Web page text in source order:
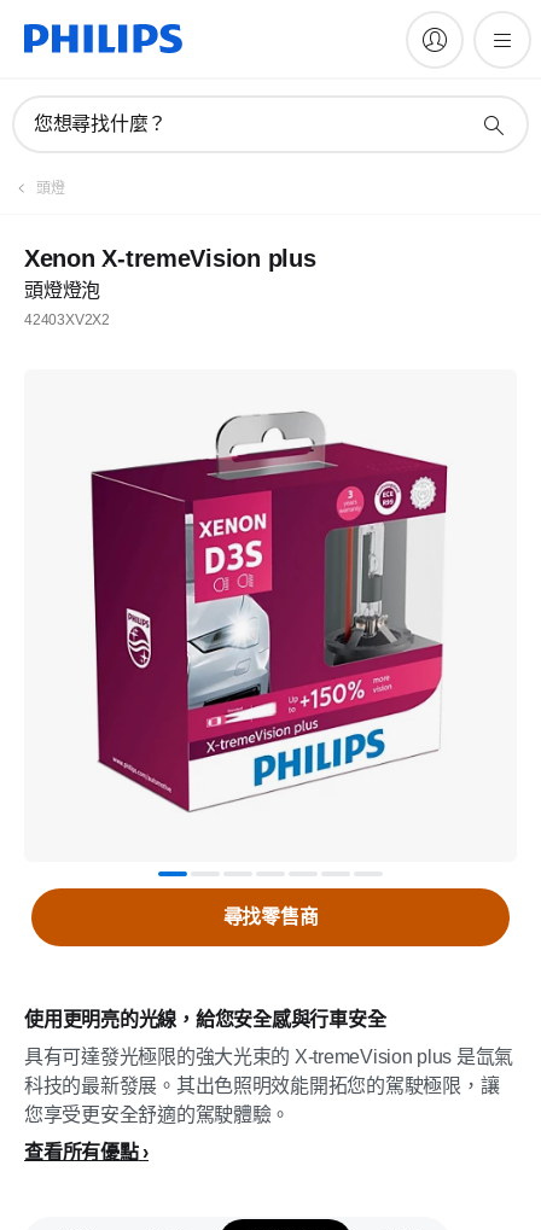
您想尋找什麼？
頭燈
Xenon X-tremeVision plus
頭燈燈泡
42403XV2X2
使用更明亮的光線，給您安全感與行車安全
具有可達發光極限的強大光束的 X-tremeVision plus 是氙氣
科技的最新發展。其出色照明效能開拓您的駕駛極限，讓
您享受更安全舒適的駕駛體驗。
查看所有優點
尋找零售商